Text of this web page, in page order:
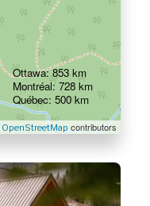
OpenStreetMap contributors
Ottawa: 853 km
Montréal: 728 km
Québec: 500 km